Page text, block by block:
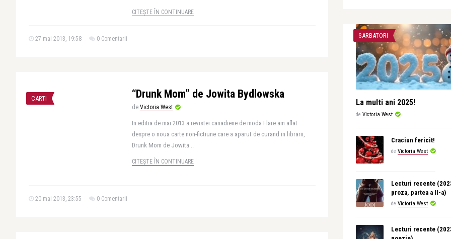
CITEȘTE ÎN CONTINUARE
27 mai 2013, 19:58 0 Comentarii
CARTI “Drunk Mom” de Jowita Bydlowska
de Victoria West
In editia de mai 2013 a revistei canadiene de moda Flare am aflat
despre o noua carte non-fictiune care a aparut de curand in librarii,
Drunk Mom de Jowita ..
CITEȘTE ÎN CONTINUARE
20 mai 2013, 23:55 0 Comentarii
SARBATORI
La multi ani 2025!
de Victoria West
Craciun fericit!
de Victoria West
Lecturi recente
proza, partea a II-a)
de Victoria West
Lecturi recente